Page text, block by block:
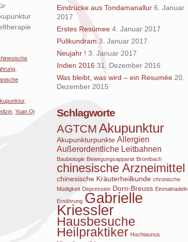
,
Yuan Qi
Eindrücke aus Tondamanallur 6. Januar
2017
Erstes Resümee 4. Januar 2017
Pulikundram 3. Januar 2017
Neujahr ! 3. Januar 2017
Indien 2016 31. Dezember 2016
Was bleibt, was wird – ein Resumée 20.
Dezember 2015
Schlagworte
AGTCM Akupunktur
Akupunkturpunkte Allergien
Außerordentliche Leitbahnen
Baubiologie Bewegungsapparat Brombach
chinesische Arzneimittel
chinesische Kräuterheilkunde chronische
Müdigkeit Depression Dorn-Breuss Einmalnadeln
Ernährung Gabrielle
Kriessler
Hausbesuche
Heilpraktiker Hochtaunus